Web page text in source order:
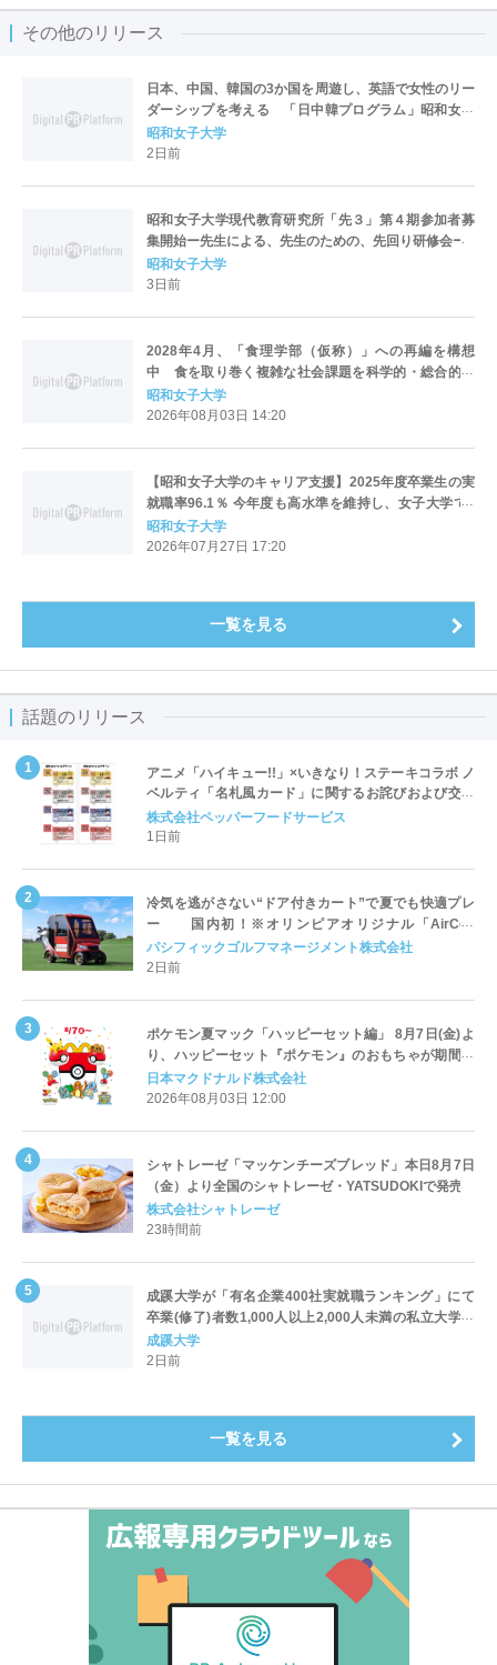
その他のリリース
日本、中国、韓国の3か国を周遊し、英語で女性のリー
ダーシップを考える 「日中韓プログラム」昭和女子
大学で開催
昭和女子大学
2日前
昭和女子大学現代教育研究所「先３」第４期参加者募
集開始ー先生による、先生のための、先回り研修会ー
昭和女子大学
3日前
2028年4月、「食理学部（仮称）」への再編を構想
中 食を取り巻く複雑な社会課題を科学的・総合的に
解決する人材を育成
昭和女子大学
2026年08月03日 14:20
【昭和女子大学のキャリア支援】2025年度卒業生の実
就職率96.1％ 今年度も高水準を維持し、女子大学で2
位・全大学で11位
昭和女子大学
2026年07月27日 17:20
一覧を見る
話題のリリース
アニメ「ハイキュー!!」×いきなり！ステーキコラボ ノ
ベルティ「名札風カード」に関するお詫びおよび交換
対応についてのご案内
株式会社ペッパーフードサービス
1日前
冷気を逃がさない“ドア付きカート”で夏でも快適プレ
ー 国内初！※オリンピアオリジナル「AirCon
Cart（エアコンカート）」導入 | ＰＧＭ
パシフィックゴルフマネージメント株式会社
2日前
ポケモン夏マック「ハッピーセット編」 8月7日(金)よ
り、ハッピーセット『ポケモン』のおもちゃが期間限
定登場
日本マクドナルド株式会社
2026年08月03日 12:00
シャトレーゼ「マッケンチーズブレッド」本日8月7日
（金）より全国のシャトレーゼ・YATSUDOKIで発売
株式会社シャトレーゼ
23時間前
成蹊大学が「有名企業400社実就職ランキング」にて
卒業(修了)者数1,000人以上2,000人未満の私立大学で
全国第1位を獲得！～実就職率は26.5%（前年比＋
4.3pt）に伸長、東京の私立大学でも10位にランクイン
成蹊大学
2日前
一覧を見る